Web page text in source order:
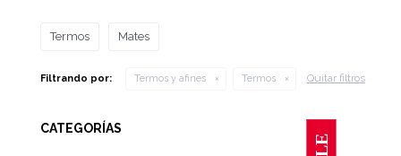
Termos Mates
Filtrando por: Termos y afines Termos Quitar filtros
CATEGORÍAS